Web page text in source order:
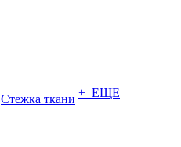
Стежка ткани + ЕЩЕ